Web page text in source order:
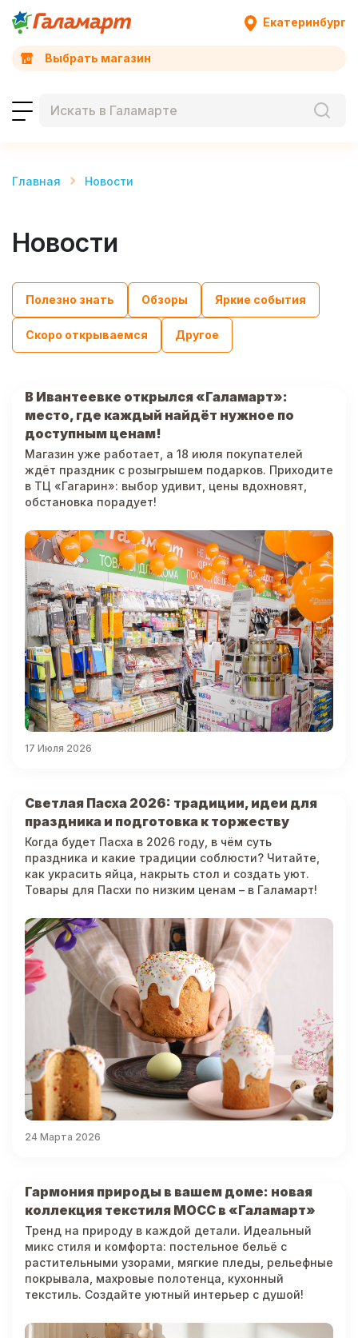
Екатеринбург
Выбрать магазин
Главная Новости
Новости
Полезно знать Обзоры Яркие события
Скоро открываемся Другое
17 Июля 2026
В Ивантеевке открылся «Галамарт»:
место, где каждый найдёт нужное по
доступным ценам!
Магазин уже работает, а 18 июля покупателей
ждёт праздник с розыгрышем подарков. Приходите
в ТЦ «Гагарин»: выбор удивит, цены вдохновят,
обстановка порадует!
24 Марта 2026
Светлая Пасха 2026: традиции, идеи для
праздника и подготовка к торжеству
Когда будет Пасха в 2026 году, в чём суть
праздника и какие традиции соблюсти? Читайте,
как украсить яйца, накрыть стол и создать уют.
Товары для Пасхи по низким ценам – в Галамарт!
Гармония природы в вашем доме: новая
коллекция текстиля МОСС в «Галамарт»
Тренд на природу в каждой детали. Идеальный
микс стиля и комфорта: постельное бельё с
растительными узорами, мягкие пледы, рельефные
покрывала, махровые полотенца, кухонный
текстиль. Создайте уютный интерьер с душой!